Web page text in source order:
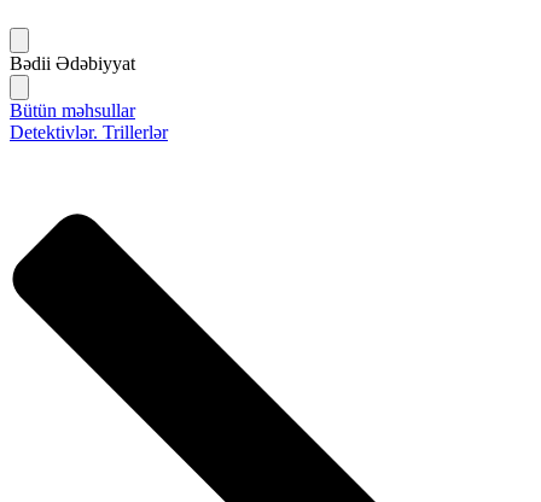
Bədii Ədəbiyyat
Bütün məhsullar
Detektivlər. Trillerlər